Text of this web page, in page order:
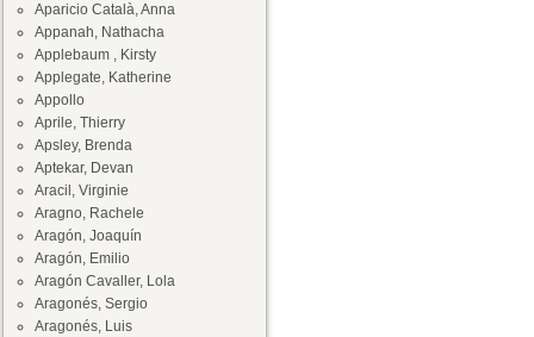
Aparicio Català, Anna
Appanah, Nathacha
Applebaum , Kirsty
Applegate, Katherine
Appollo
Aprile, Thierry
Apsley, Brenda
Aptekar, Devan
Aracil, Virginie
Aragno, Rachele
Aragón, Joaquín
Aragón, Emilio
Aragón Cavaller, Lola
Aragonés, Sergio
Aragonés, Luis